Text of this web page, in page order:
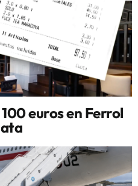
100 euros en Ferrol